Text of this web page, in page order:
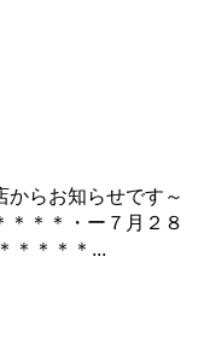
らお知らせです～
＊＊＊・ー７月２８
＊＊＊＊...